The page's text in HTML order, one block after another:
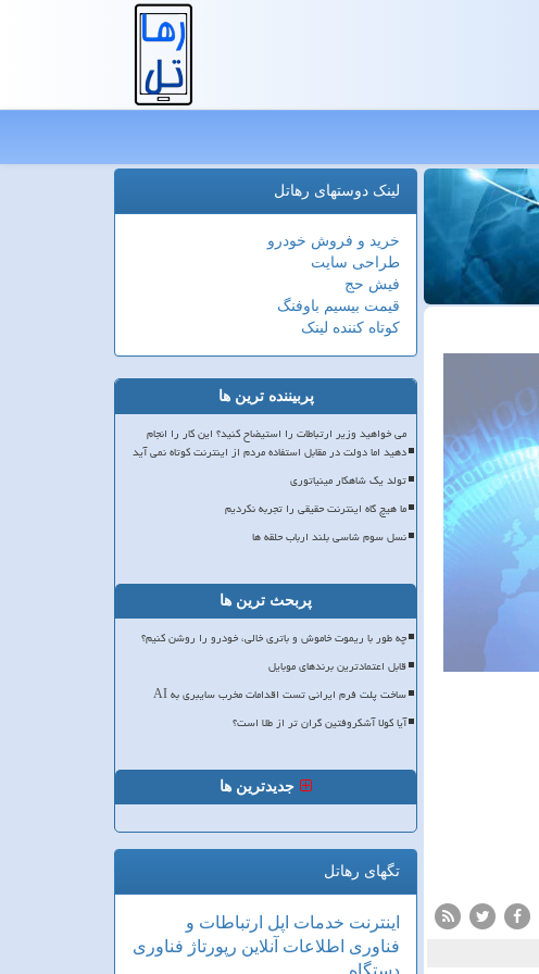
لینک دوستهای رهاتل
خرید و فروش خودرو
طراحی سایت
فیش حج
قیمت بیسیم باوفنگ
کوتاه کننده لینک
پربیننده ترین ها
می خواهید وزیر ارتباطات را استیضاح کنید؟ این کار را انجام
دهید اما دولت در مقابل استفاده مردم از اینترنت کوتاه نمی آید
تولد یک شاهکار مینیاتوری
ما هیچ گاه اینترنت حقیقی را تجربه نکردیم
نسل سوم شاسی بلند ارباب حلقه ها
پربحث ترین ها
چه طور با ریموت خاموش و باتری خالی، خودرو را روشن کنیم؟
قابل اعتمادترین برندهای موبایل
ساخت پلت فرم ایرانی تست اقدامات مخرب سایبری به AI
آیا کولا آشکروفتین گران تر از طلا است؟
جدیدترین ها
تگهای رهاتل
اینترنت خدمات اپل ارتباطات و
فناوری اطلاعات آنلاین رپورتاژ فناوری
دستگاه